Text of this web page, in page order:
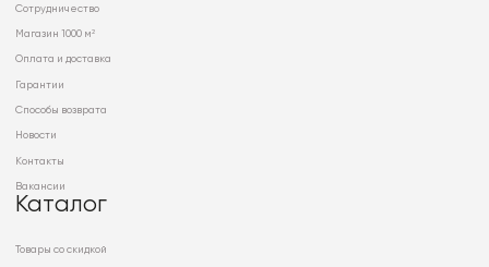
Сотрудничество
Магазин 1000 м²
Оплата и доставка
Гарантии
Способы возврата
Новости
Контакты
Вакансии
Каталог
Товары со скидкой